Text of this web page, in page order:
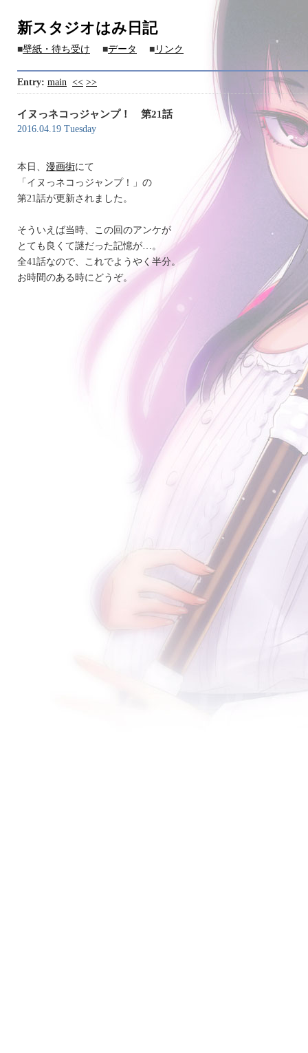
新スタジオはみ日記
■壁紙・待ち受け ■データ ■ リンク
Entry: main << >>
イヌっネコっジャンプ！ 第21話
2016.04.19 Tuesday
本日、 漫画街にて
「イヌっネコっジャンプ！」の
第21話が更新されました。
そういえば当時、この回のアンケが
とても良くて謎だった記憶が…。
全41話なので、これでようやく半分。
お時間のある時にどうぞ。